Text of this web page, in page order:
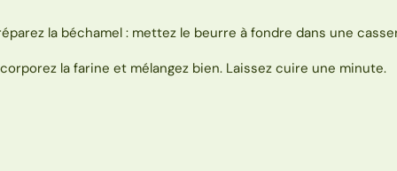
la béchamel : mettez le beurre à fondre dans une
la farine et mélangez bien. Laissez cuire une minute.